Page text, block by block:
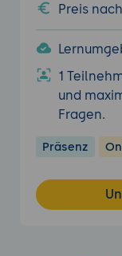
Preis
1
und
Fragen.
Präsenz